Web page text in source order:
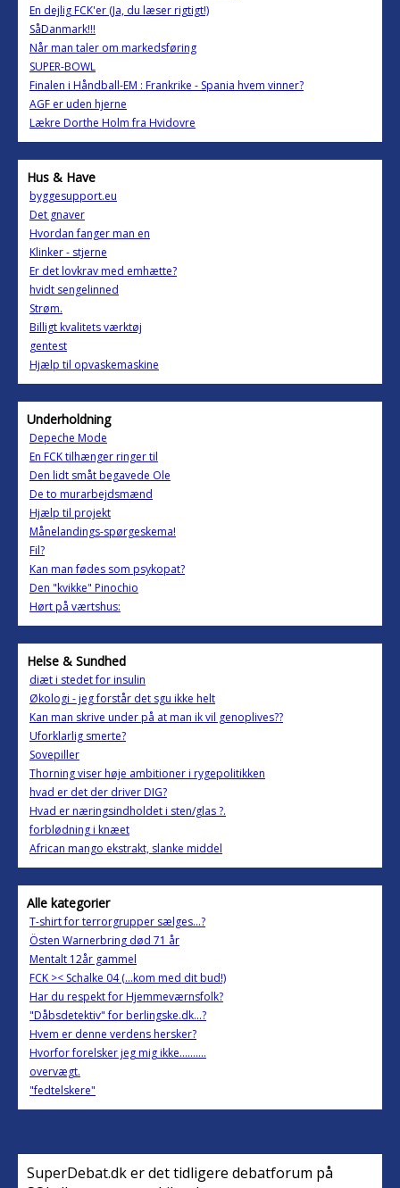
En dejlig FCK'er (Ja, du læser rigtigt!)
SåDanmark!!!
Når man taler om markedsføring
SUPER-BOWL
Finalen i Håndball-EM : Frankrike - Spania hvem vinner?
AGF er uden hjerne
Lækre Dorthe Holm fra Hvidovre
Hus & Have
byggesupport.eu
Det gnaver
Hvordan fanger man en
Klinker - stjerne
Er det lovkrav med emhætte?
hvidt sengelinned
Strøm.
Billigt kvalitets værktøj
gentest
Hjælp til opvaskemaskine
Underholdning
Depeche Mode
En FCK tilhænger ringer til
Den lidt småt begavede Ole
De to murarbejdsmænd
Hjælp til projekt
Månelandings-spørgeskema!
Fil?
Kan man fødes som psykopat?
Den "kvikke" Pinochio
Hørt på værtshus:
Helse & Sundhed
diæt i stedet for insulin
Økologi - jeg forstår det sgu ikke helt
Kan man skrive under på at man ik vil genoplives??
Uforklarlig smerte?
Sovepiller
Thorning viser høje ambitioner i rygepolitikken
hvad er det der driver DIG?
Hvad er næringsindholdet i sten/glas ?.
forblødning i knæet
African mango ekstrakt, slanke middel
Alle kategorier
T-shirt for terrorgrupper sælges...?
Östen Warnerbring død 71 år
Mentalt 12år gammel
FCK >< Schalke 04 (...kom med dit bud!)
Har du respekt for Hjemmeværnsfolk?
"Dåbsdetektiv" for berlingske.dk...?
Hvem er denne verdens hersker?
Hvorfor forelsker jeg mig ikke..........
overvægt.
"fedtelskere"
SuperDebat.dk er det tidligere debatforum på